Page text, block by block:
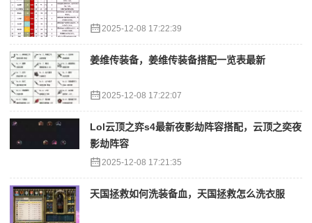
2025-12-08 17:22:39
姜维传装备，姜维传装备搭配一览表最新
2025-12-08 17:22:07
Lol云顶之弈s4最新夜影劫阵容搭配，云顶之奕夜
影劫阵容
2025-12-08 17:21:35
天国拯救如何洗装备血，天国拯救怎么洗衣服